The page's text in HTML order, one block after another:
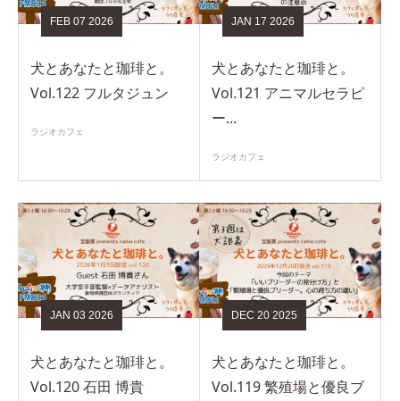
FEB 07 2026
犬とあなたと珈琲と。
Vol.122 フルタジュン
ラジオカフェ
JAN 17 2026
犬とあなたと珈琲と。
Vol.121 アニマルセラピ
ー...
ラジオカフェ
JAN 03 2026
犬とあなたと珈琲と。
Vol.120 石田 博貴
DEC 20 2025
犬とあなたと珈琲と。
Vol.119 繁殖場と優良ブ